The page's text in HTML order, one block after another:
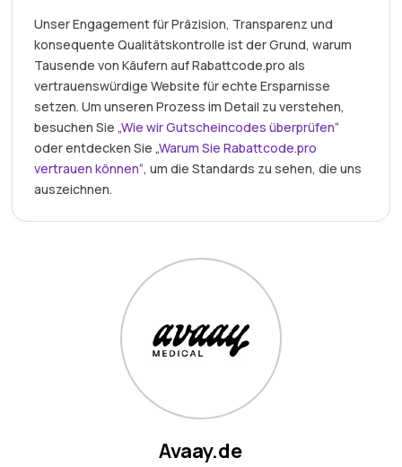
Unser Engagement für Präzision, Transparenz und
konsequente Qualitätskontrolle ist der Grund, warum
Tausende von Käufern auf Rabattcode.pro als
vertrauenswürdige Website für echte Ersparnisse
setzen. Um unseren Prozess im Detail zu verstehen,
besuchen Sie „Wie wir Gutscheincodes überprüfen“
oder entdecken Sie „Warum Sie Rabattcode.pro
vertrauen können“, um die Standards zu sehen, die uns
auszeichnen.
Avaay.de